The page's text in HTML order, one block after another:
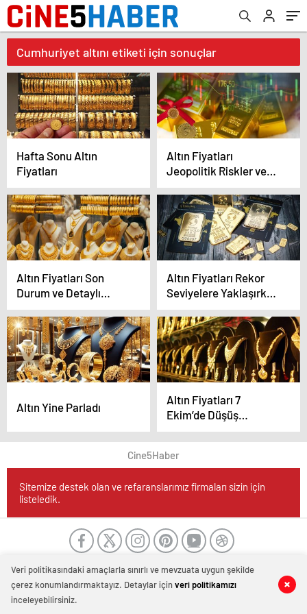
Cumhuriyet altını etiketi için sonuçlar
Hafta Sonu Altın
Fiyatları
Altın Fiyatları
Jeopolitik Riskler ve
ABD Politikaları ile
Rekor Kırmaya Devam
Ediyor
Altın Fiyatları Son
Durum ve Detaylı
Analiz
Altın Fiyatları Rekor
Seviyelere Yaklaşırken
Yatırımcılar
Beklemede
Altın Yine Parladı
Altın Fiyatları 7
Ekim’de Düşüş
Eğiliminde
Cine5Haber
Sitemize destek olan ve refaranslarımız firmaları sizin için
listeledik.
Veri politikasındaki amaçlarla sınırlı ve mevzuata uygun şekilde
çerez konumlandırmaktayız. Detaylar içinveri politikamızı
inceleyebilirsiniz.